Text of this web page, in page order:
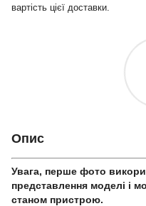
вартість цієї доставки.
Опис
Увага, перше фото
представлення моделі і
станом приcтрою.